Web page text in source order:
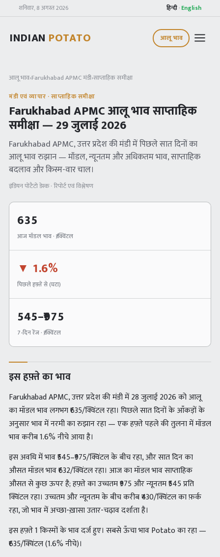
शनिवार, 8 अगस्त 2026 हिन्दी · English
INDIAN POTATO आलू भाव
आलू भाव›Farukhabad APMCमंडी›साप्ताहिक समीक्षा
मंडी एवं व्यापार · साप्ताहिक समीक्षा
Farukhabad APMCआलू भाव साप्ताहिक
समीक्षा — 29 जुलाई 2026
Farukhabad APMC, उत्तर प्रदेशकी मंडी में पिछले सात दिनों का
आलू भाव रुझान — मॉडल, न्यूनतम और अधिकतम भाव, साप्ताहिक
बदलाव और किस्म-वार चाल।
इंडियन पोटैटो डेस्क · रिपोर्ट एवं विश्लेषण
635
आज मॉडल भाव · ₹/क्विंटल
▼ 1.6%
पिछले हफ़्ते से (घटा)
545–₹975
7-दिन रेंज · ₹/क्विंटल
इस हफ़्ते का भाव
Farukhabad APMC, उत्तर प्रदेश की मंडी में 28 जुलाई 2026 को आलू
का मॉडल भाव लगभग ₹635/क्विंटल रहा। पिछले सात दिनों के आँकड़ों के
अनुसार भाव में नरमी का रुझान रहा — एक हफ़्ते पहले की तुलना में मॉडल
भाव करीब 1.6% नीचे आया है।
इस अवधि में भाव ₹545–₹975/क्विंटल के बीच रहा, और सात दिन का
औसत मॉडल भाव ₹632/क्विंटल रहा। आज का मॉडल भाव साप्ताहिक
औसत से कुछ ऊपर है; हफ़्ते का उच्चतम ₹975 और न्यूनतम ₹545 प्रति
क्विंटल रहा। उच्चतम और न्यूनतम के बीच करीब ₹430/क्विंटल का फ़र्क
रहा, जो भाव में अच्छा-ख़ासा उतार-चढ़ाव दर्शाता है।
इस हफ़्ते 1 किस्मों के भाव दर्ज हुए। सबसे ऊँचा भाव Potato का रहा —
₹635/क्विंटल (1.6% नीचे)।